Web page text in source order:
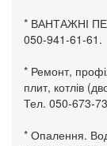
* ВАНТАЖНІ
050-941-61-61.
* Ремонт,
плит, котлів
Тел. 050-673-
* Опалення.